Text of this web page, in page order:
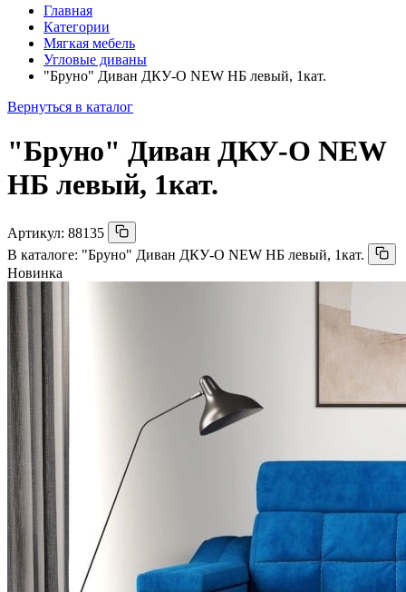
Главная
Категории
Мягкая мебель
Угловые диваны
"Бруно" Диван ДКУ-О NEW НБ левый, 1кат.
Вернуться в каталог
"Бруно" Диван ДКУ-О NEW
НБ левый, 1кат.
Артикул: 88135
В каталоге: "Бруно" Диван ДКУ-О NEW НБ левый, 1кат.
Новинка